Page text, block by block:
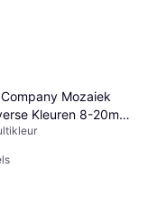
Mozaiek
Kleuren 8-20mm